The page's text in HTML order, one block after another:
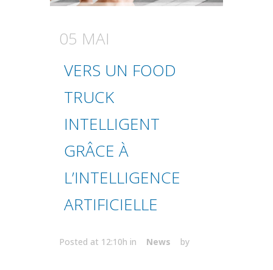
05 MAI
VERS UN FOOD
TRUCK
INTELLIGENT
GRÂCE À
L’INTELLIGENCE
ARTIFICIELLE
Posted at 12:10h in News by